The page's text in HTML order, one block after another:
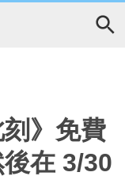
》免費
在 3/30